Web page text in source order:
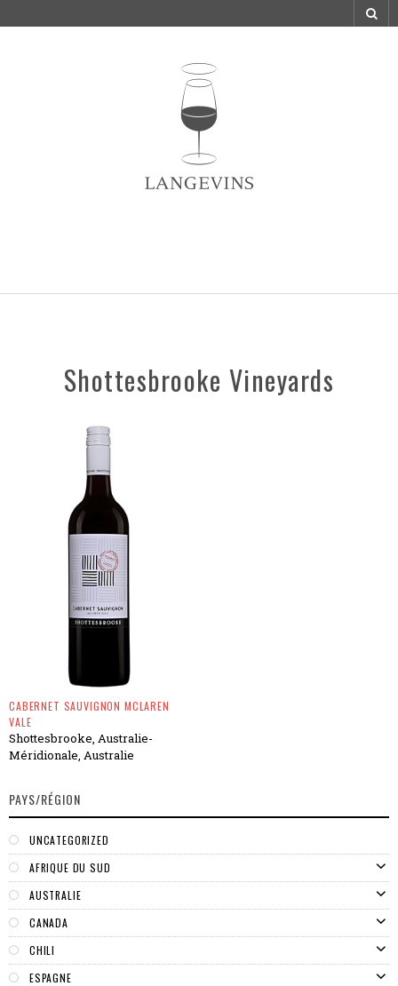
Shottesbrooke Vineyards
CABERNET SAUVIGNON MCLAREN
VALE
Shottesbrooke, Australie-
Méridionale, Australie
PAYS/RÉGION
UNCATEGORIZED
AFRIQUE DU SUD
AUSTRALIE
CANADA
CHILI
ESPAGNE